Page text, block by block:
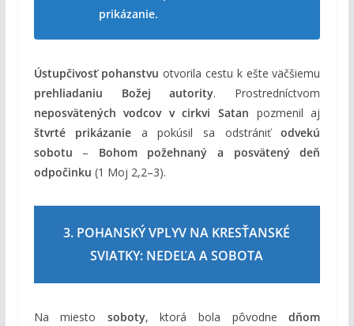
prikázanie.
Ústupčivosť pohanstvu otvorila cestu k ešte väčšiemu
prehliadaniu Božej autority. Prostredníctvom
neposvätených vodcov v cirkvi Satan pozmenil aj
štvrté prikázanie a pokúsil sa odstrániťodvekú
sobotu – Bohom požehnaný a posvätený deň
odpočinku (1 Moj 2,2–3).
3. POHANSKÝ VPLYV NA KRESŤANSKÉ
SVIATKY: NEDEĽA A SOBOTA
Na miesto soboty, ktorá bola pôvodnedňom